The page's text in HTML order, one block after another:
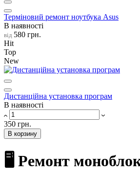
Терміновий ремонт ноутбука Asus
В наявності
від 580 грн.
Hit
Top
New
Дистанційна установка програм
В наявності
350 грн.
В корзину
🖥️ Ремонт